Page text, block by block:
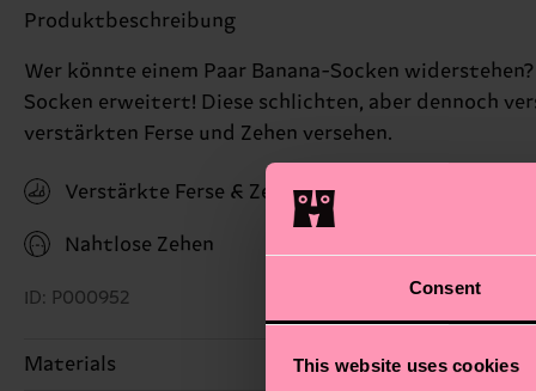
Consent
This website uses cookies
Produktbeschreibung
Wer könnte einem Paar Banana-Socken
Socken erweitert! Diese schlichten, aber dennoch
verstärkten Ferse und Zehen versehen.
Verstärkte Ferse & Zehen
Nahtlose Zehen
ID: P000952
Materials